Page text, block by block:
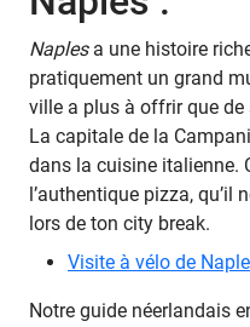
Naplesa une histoire
pratiquement un grand
ville a plus à offrir que
La capitale de la
dans la cuisine italienne.
l’authentique pizza, qu’il
lors de ton city break.
Visite à vélo de
Notre guide néerlandais